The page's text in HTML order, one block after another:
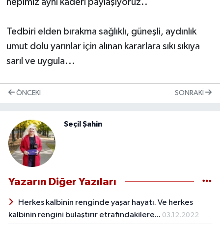
Tedbiri elden bırakma sağlıklı, güneşli, aydınlık
umut dolu yarınlar için alınan kararlara sıkı sıkıya
sarıl ve uygula...
ÖNCEKI SONRAKI
Seçil Şahin
Yazarın Diğer Yazıları
Herkes kalbinin renginde yaşar hayatı. Ve herkes
kalbinin rengini bulaştırır etrafındakilere... 03.12.2022